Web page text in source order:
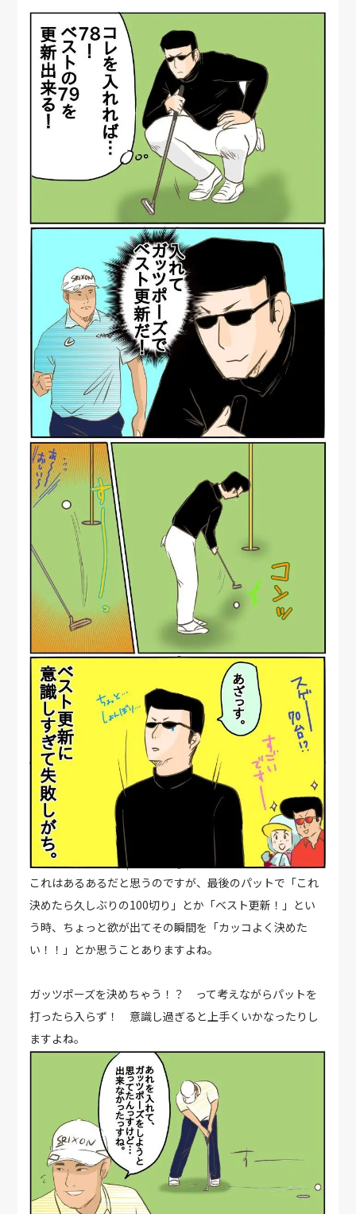
これはあるあるだと思うのですが、最後のパットで「これ
決めたら久しぶりの100切り」とか「ベスト更新！」とい
う時、ちょっと欲が出てその瞬間を「カッコよく決めた
い！！」とか思うことありますよね。
ガッツポーズを決めちゃう！？ って考えながらパットを
打ったら入らず！ 意識し過ぎると上手くいかなったりし
ますよね。